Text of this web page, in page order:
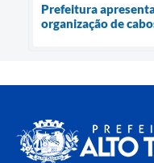
Prefeitura
organização de